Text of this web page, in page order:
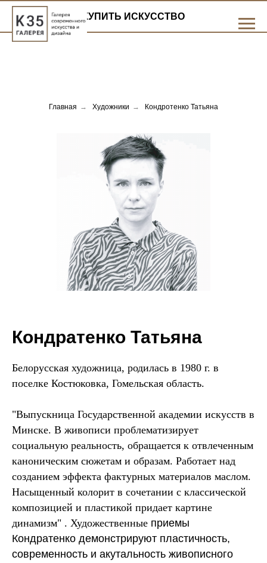
КУПИТЬ ИСКУССТВО
Главная → Художники → Кондротенко Татьяна
Кондратенко Татьяна
Белорусская художница, родилась в 1980 г. в
поселке Костюковка, Гомельская область.
"Выпускница Государственной академии искусств в
Минске. В живописи проблематизирует
социальную реальность, обращается к отвлеченным
каноническим сюжетам и образам. Работает над
созданием эффекта фактурных материалов маслом.
Насыщенный колорит в сочетании с классической
композицией и пластикой придает картине
динамизм" . Художественные приемы
Кондратенко демонстрируют пластичность,
современность и акутальность живописного